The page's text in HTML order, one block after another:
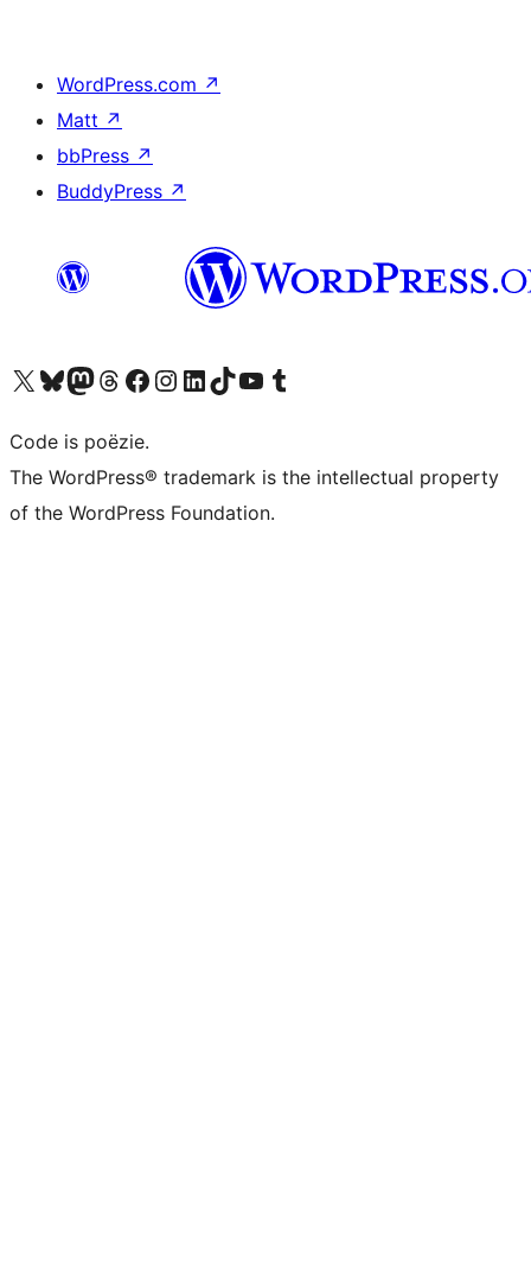
WordPress.com ↗
Matt ↗
bbPress ↗
BuddyPress ↗
Bezoek ons X (voorheen Twitter) account
Bezoek ons Bluesky account
Bezoek ons Mastodon account
Bezoek ons Threads account
Onze Facebook pagina bezoeken
Bezoek ons Instagram account
Bezoek ons LinkedIn account
Bezoek ons TikTok account
Bezoek ons YouTube kanaalBezoek ons Tumblr account
Code is poëzie.
The WordPress® trademark is the intellectual property
of the WordPress Foundation.